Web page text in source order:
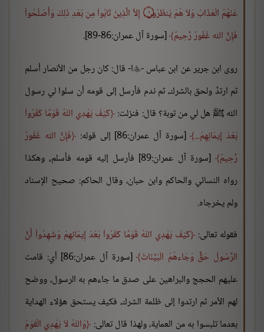
عَنْهُمُ الْعَذَابُ وَلاَ هُمْ يُنظَرُونَ ۝ إِلاَّ الَّذِينَ تَابُواْ مِن بَعْدِ ذَلِكَ وَأَصْلَحُواْ
فَإِنَّ الله غَفُورٌ رَّحِيمٌ [سورة آل عمران:86-89].
روى ابن جرير عن ابن عباس -ا- قال: كان رجل من الأنصار أسلم
ثم ارتدَّ ولحق بالشرك، ثم ندم فأرسل إلى قومه أن سلوا لي رسول
الله ﷺ هل لي من توبة؟ قال: فنزلت: كَيْفَ يَهْدِي اللّهُ قَوْمًا كَفَرُواْ
بَعْدَ إِيمَانِهِمْ... [سورة آل عمران:86] إلى قوله:
فَإِنَّ الله غَفُورٌ
رَّحِيمٌ
[سورة آل عمران:89] فأرسل إليه قومه فأسلم, وهكذا
رواه النسائي والحاكم وابن حبان، وقال الحاكم: صحيح الإسناد
ولم يخرجاه.
فقوله تعالى: كَيْفَ يَهْدِي اللّهُ قَوْمًا كَفَرُواْ بَعْدَ إِيمَانِهِمْ وَشَهِدُواْ أَنَّ
الرَّسُولَ حَقٌّ وَجَاءهُمُ الْبَيِّنَاتُ
[سورة آل عمران:86] أي: قامت
عليهم الحجج والبراهين على صدق ما جاءهم به الرسول، ووضح
لهم الأمر ثم ارتدوا إلى ظلمة الشرك، فكيف يستحق هؤلاء الهداية
بعدما تلبسوا به من العماية، ولهذا قال تعالى: وَاللّهُ لاَ يَهْدِي الْقَوْمَ